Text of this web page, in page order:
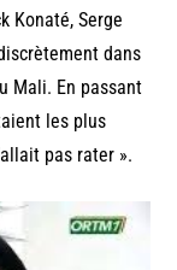
Konaté, Serge
dans
Mali. En passant
les plus
pas rater ».